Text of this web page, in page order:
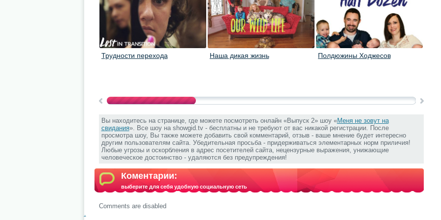
Трудности перехода Наша дикая жизнь Полдюжины Ходжесов
Вы находитесь на странице, где можете посмотреть онлайн «Выпуск 2» шоу «Меня не зовут на
свидания». Все шоу на showgid.tv - бесплатны и не требуют от вас никакой регистрации. После
просмотра шоу, Вы также можете добавить свой комментарий, отзыв - ваше мнение будет интересно
другим пользователям сайта. Убедительная просьба - придерживаться элементарных норм приличия!
Любые угрозы и оскорбления в адрес посетителей сайта, нецензурные выражения, унижающие
человеческое достоинство - удаляются без предупреждения!
Коментарии:
выберите для себя удобную социальную сеть
Comments are disabled
.